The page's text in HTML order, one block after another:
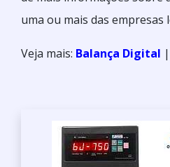
uma ou mais das empresas
Veja mais: Balança Digital |